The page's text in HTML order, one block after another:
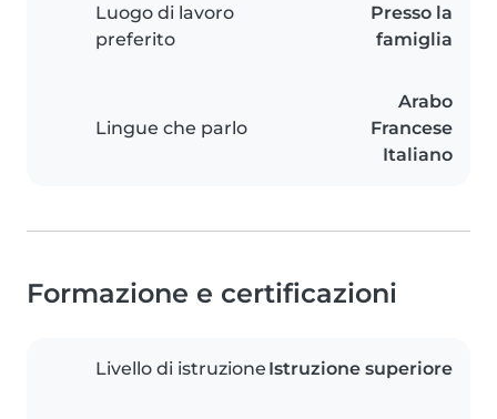
Luogo di lavoro
preferito
Presso la
famiglia
Lingue che parlo
Arabo
Francese
Italiano
Formazione e certificazioni
Livello di istruzione Istruzione superiore